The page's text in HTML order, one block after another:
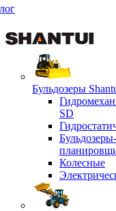
Бульдозеры
SD
Бульдозеры-
Колесные